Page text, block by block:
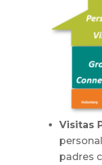
Visitas
padres